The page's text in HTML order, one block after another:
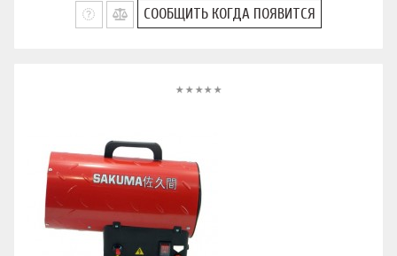
СООБЩИТЬ КОГДА ПОЯВИТСЯ